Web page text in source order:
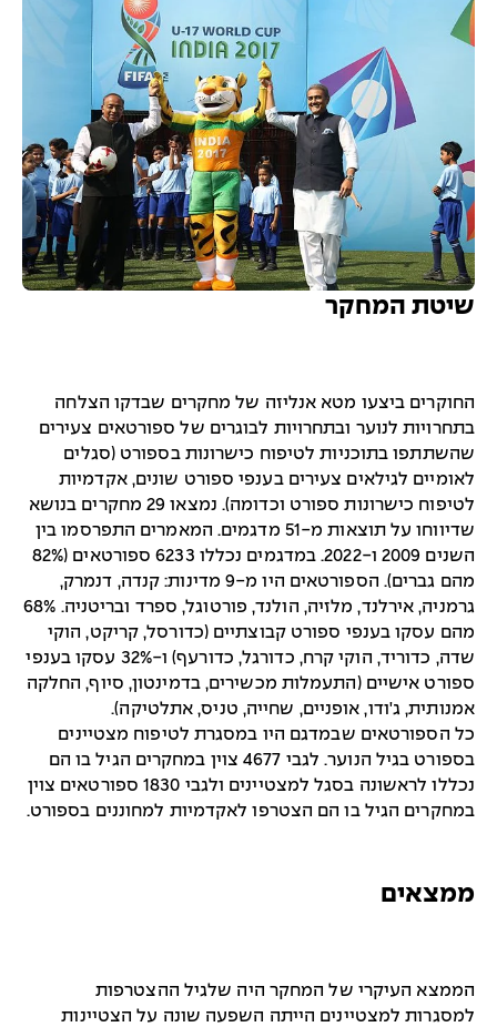
שיטת המחקר
החוקרים ביצעו מטא אנליזה של מחקרים שבדקו הצלחה
בתחרויות לנוער ובתחרויות לבוגרים של ספורטאים צעירים
שהשתתפו בתוכניות לטיפוח כישרונות בספורט (סגלים
לאומיים לגילאים צעירים בענפי ספורט שונים, אקדמיות
לטיפוח כישרונות ספורט וכדומה). נמצאו 29 מחקרים בנושא
שדיווחו על תוצאות מ-51 מדגמים. המאמרים התפרסמו בין
השנים 2009 ו-2022. במדגמים נכללו 6233 ספורטאים (82%
מהם גברים). הספורטאים היו מ-9 מדינות: קנדה, דנמרק,
גרמניה, אירלנד, מלזיה, הולנד, פורטוגל, ספרד ובריטניה. 68%
מהם עסקו בענפי ספורט קבוצתיים (כדורסל, קריקט, הוקי
שדה, כדוריד, הוקי קרח, כדורגל, כדורעף) ו-32% עסקו בענפי
ספורט אישיים (התעמלות מכשירים, בדמינטון, סיוף, החלקה
אמנותית, ג'ודו, אופניים, שחייה, טניס, אתלטיקה).
כל הספורטאים שבמדגם היו במסגרת לטיפוח מצטיינים
בספורט בגיל הנוער. לגבי 4677 צוין במחקרים הגיל בו הם
נכללו לראשונה בסגל למצטיינים ולגבי 1830 ספורטאים צוין
במחקרים הגיל בו הם הצטרפו לאקדמיות למחוננים בספורט.
ממצאים
הממצא העיקרי של המחקר היה שלגיל ההצטרפות
למסגרות למצטיינים הייתה השפעה שונה על הצטיינות